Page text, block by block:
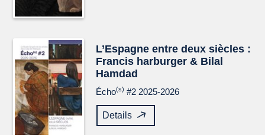
L’Espagne entre deux siècles :
Francis harburger & Bilal
Hamdad
Écho(s) #2 2025-2026
Details